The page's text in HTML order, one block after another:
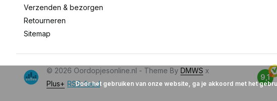
Verzenden & bezorgen
Retourneren
Sitemap
© 2026 Oordopjesonline.nl - Theme By DMWS x
Plus+ RSS-feed
9,1
Door het gebruiken van onze website, ga je akkoord met het